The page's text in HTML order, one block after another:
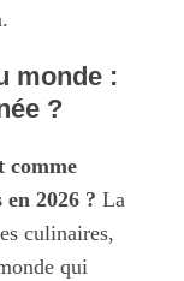
monde :
?
comme
2026 ? La
culinaires,
qui